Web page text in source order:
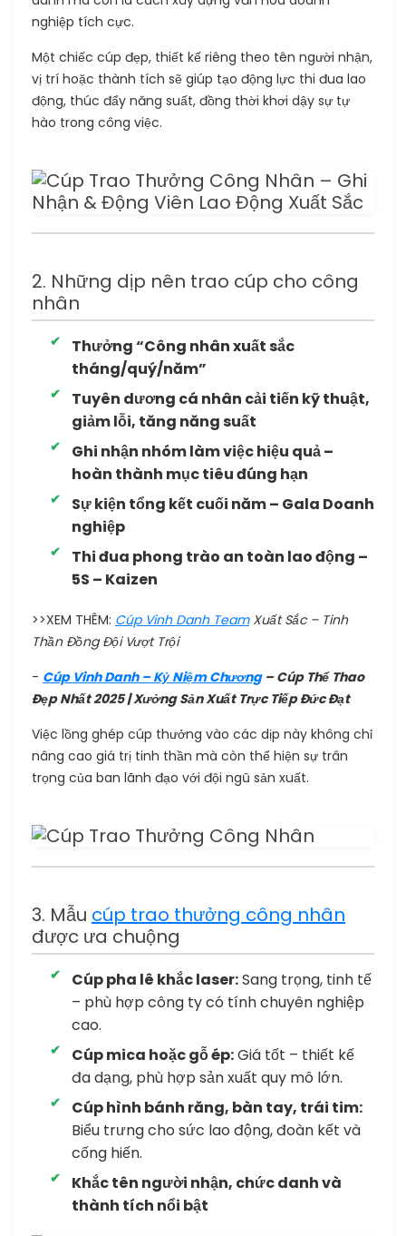
nghiệp tích cực.
Một chiếc cúp đẹp, thiết kế riêng theo tên người nhận,
vị trí hoặc thành tích sẽ giúp tạo động lực thi đua lao
động, thúc đẩy năng suất, đồng thời khơi dậy sự tự
hào trong công việc.
2. Những dịp nên trao cúp cho công
nhân
Thưởng “Công nhân xuất sắc
tháng/quý/năm”
Tuyên dương cá nhân cải tiến kỹ thuật,
giảm lỗi, tăng năng suất
Ghi nhận nhóm làm việc hiệu quả –
hoàn thành mục tiêu đúng hạn
Sự kiện tổng kết cuối năm – Gala Doanh
nghiệp
Thi đua phong trào an toàn lao động –
5S – Kaizen
>>XEM THÊM: Cúp Vinh Danh TeamXuất Sắc – Tinh
Thần Đồng Đội Vượt Trội
- Cúp Vinh Danh – Kỷ Niệm Chương– Cúp Thể Thao
Đẹp Nhất 2025 | Xưởng Sản Xuất Trực Tiếp Đức Đạt
Việc lồng ghép cúp thưởng vào các dịp này không chỉ
nâng cao giá trị tinh thần mà còn thể hiện sự trân
trọng của ban lãnh đạo với đội ngũ sản xuất.
3. Mẫu cúp trao thưởng công nhân
được ưa chuộng
Cúp pha lê khắc laser:Sang trọng, tinh tế
– phù hợp công ty có tính chuyên nghiệp
cao.
Cúp mica hoặc gỗ ép:Giá tốt – thiết kế
đa dạng, phù hợp sản xuất quy mô lớn.
Cúp hình bánh răng, bàn tay, trái tim:
Biểu trưng cho sức lao động, đoàn kết và
cống hiến.
Khắc tên người nhận, chức danh và
thành tích nổi bật